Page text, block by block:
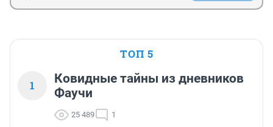
ТОП 5
1
Ковидные тайны из дневников
Фаучи
25 489 1